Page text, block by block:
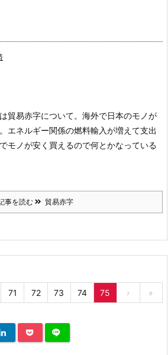
貿易赤字について。海外で日本のモノが
エネルギー関係の燃料輸入が増えて支出
モノが安く買えるので何とかなっている
事を読む 貿易赤字
71 72 73 74 75 › »